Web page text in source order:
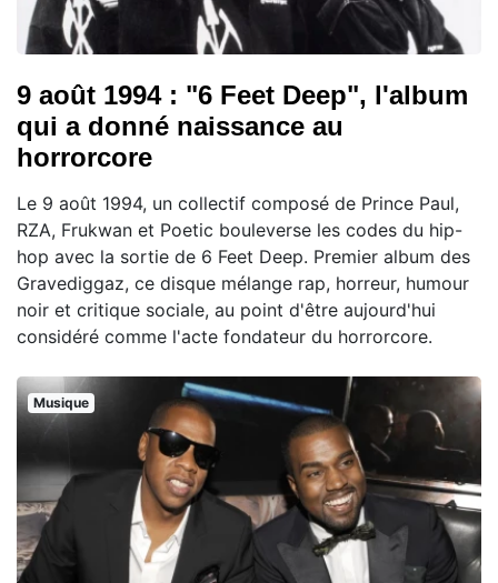
9 août 1994 : "6 Feet Deep", l'album
qui a donné naissance au
horrorcore
Le 9 août 1994, un collectif composé de Prince Paul,
RZA, Frukwan et Poetic bouleverse les codes du hip-
hop avec la sortie de 6 Feet Deep. Premier album des
Gravediggaz, ce disque mélange rap, horreur, humour
noir et critique sociale, au point d'être aujourd'hui
considéré comme l'acte fondateur du horrorcore.
Musique